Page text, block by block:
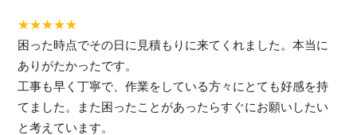
★★★★★
困った時点でその日に見積もりに来てくれました。本当に
ありがたかったです。
工事も早く丁寧で、作業をしている方々にとても好感を持
てました。また困ったことがあったらすぐにお願いしたい
と考えています。